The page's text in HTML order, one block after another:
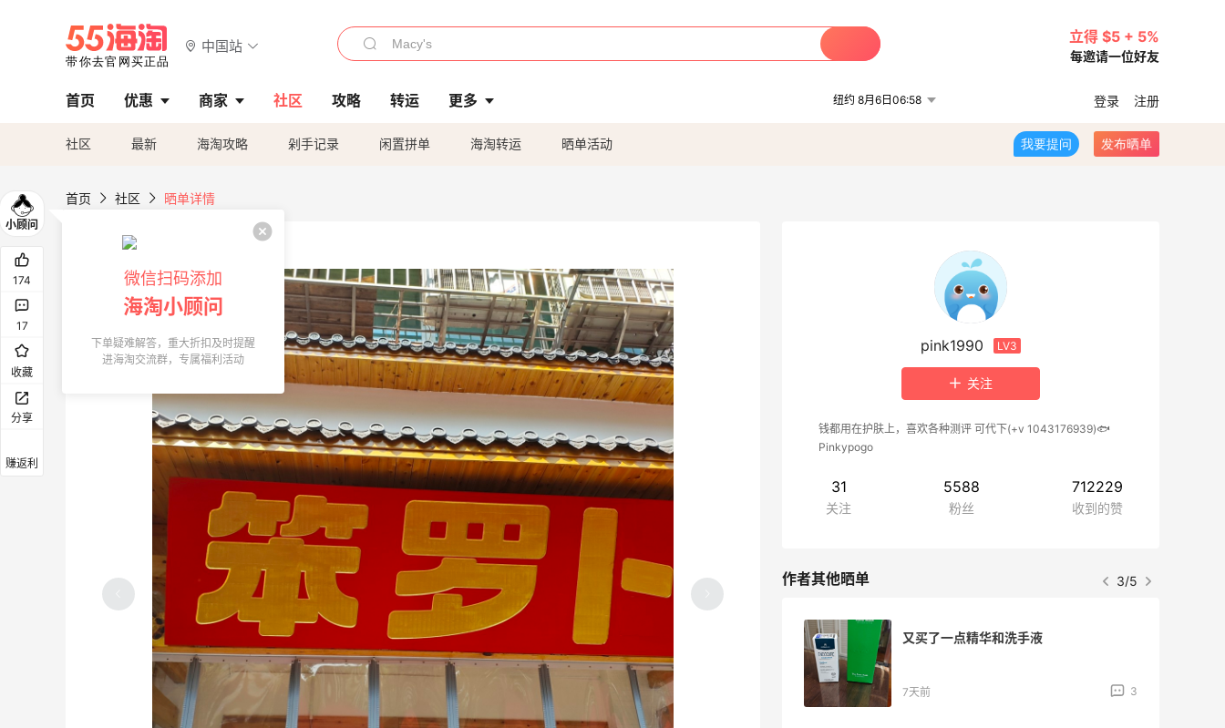
中国站
立得 $5 + 5%
每邀请一位好友
首页 优惠 商家 社区 攻略 转运 更多 纽约 8月6日06:58 登录 注册
社区 最新 海淘攻略 剁手记录 闲置拼单 海淘转运 晒单活动 我要提问 发布晒单
首页 社区 晒单详情
pink1990 LV3
关注
钱都用在护肤上，喜欢各种测评 可代下(+v 1043176939)🐟
Pinkypogo
31
关注
5588
粉丝
712229
收到的赞
作者其他晒单 4/5
2026年淘到的彩妆好物
3天前 3
又买了一点精华和洗手液
7天前
为了美食走路来回两小时！值得！
10天前 4
174
17
收藏
分享
赚返利
微信扫码添加
海淘小顾问
下单疑难解答，重大折扣及时提醒
进海淘交流群，专属福利活动